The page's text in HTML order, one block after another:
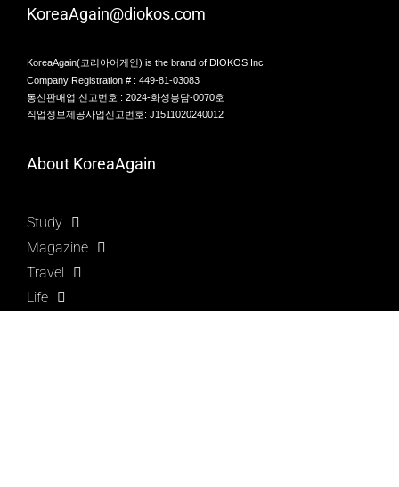
KoreaAgain@diokos.com
KoreaAgain(코리아어게인) is the brand of DIOKOS Inc.
Company Registration # : 449-81-03083
통신판매업 신고번호 : 2024-화성봉담-0070호
직업정보제공사업신고번호: J1511020240012
About KoreaAgain
Study
Magazine
Travel
Life